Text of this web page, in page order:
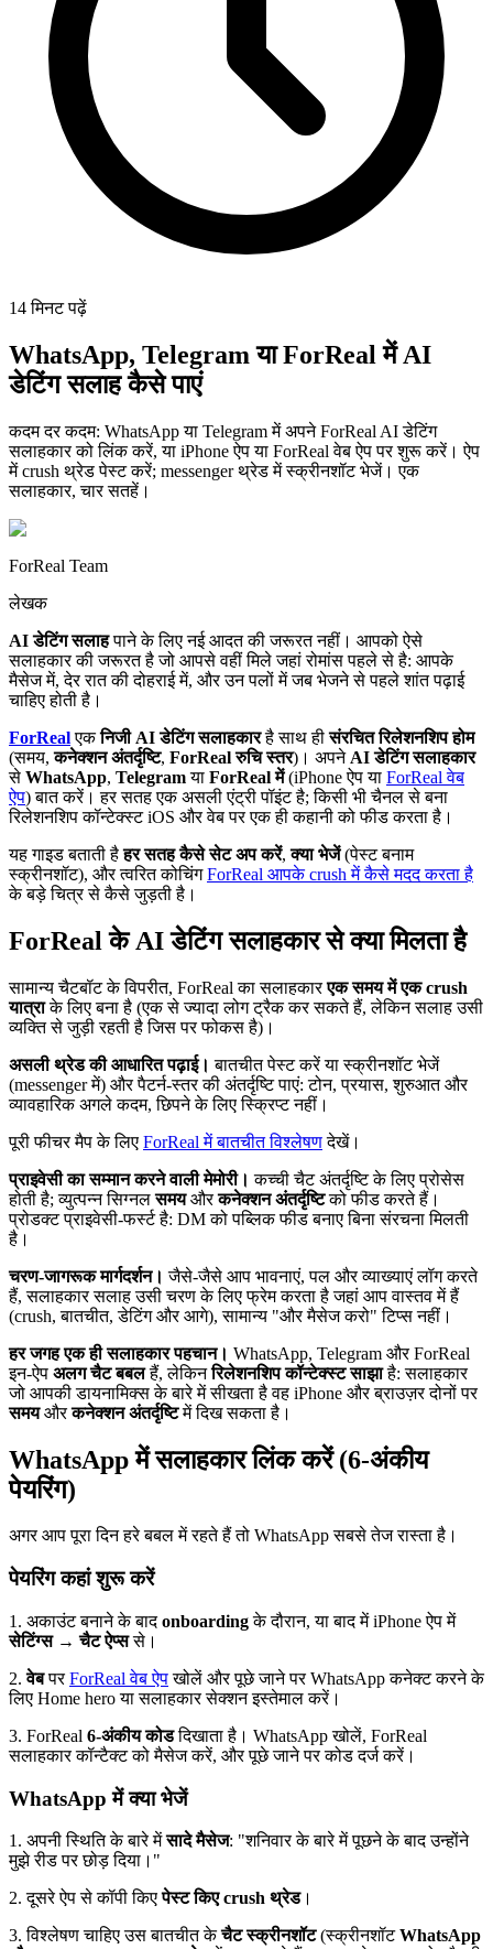
14 मिनट पढ़ें
WhatsApp, Telegram या ForReal में AI
डेटिंग सलाह कैसे पाएं
कदम दर कदम: WhatsApp या Telegram में अपने ForReal AI डेटिंग
सलाहकार को लिंक करें, या iPhone ऐप या ForReal वेब ऐप पर शुरू करें। ऐप
में crush थ्रेड पेस्ट करें; messenger थ्रेड में स्क्रीनशॉट भेजें। एक
सलाहकार, चार सतहें।
ForReal Team
लेखक
AI डेटिंग सलाहपाने के लिए नई आदत की जरूरत नहीं। आपको ऐसे
सलाहकार की जरूरत है जो आपसे वहीं मिले जहां रोमांस पहले से है: आपके
मैसेज में, देर रात की दोहराई में, और उन पलों में जब भेजने से पहले शांत पढ़ाई
चाहिए होती है।
ForRealएकनिजी AI डेटिंग सलाहकारहै साथ हीसंरचित रिलेशनशिप होम
(समय,कनेक्शन अंतर्दृष्टि, ForReal रुचि स्तर)। अपने AI डेटिंग सलाहकार
से WhatsApp, Telegramया ForReal में(iPhone ऐप या ForReal वेब
ऐप) बात करें। हर सतह एक असली एंट्री पॉइंट है; किसी भी चैनल से बना
रिलेशनशिप कॉन्टेक्स्ट iOS और वेब पर एक ही कहानी को फीड करता है।
यह गाइड बताती हैहर सतह कैसे सेट अप करें,क्या भेजें(पेस्ट बनाम
स्क्रीनशॉट), और त्वरित कोचिंगForReal आपके crush में कैसे मदद करता है
के बड़े चित्र से कैसे जुड़ती है।
ForReal के AI डेटिंग सलाहकार से क्या मिलता है
सामान्य चैटबॉट के विपरीत, ForReal का सलाहकारएक समय में एक crush
यात्राके लिए बना है (एक से ज्यादा लोग ट्रैक कर सकते हैं, लेकिन सलाह उसी
व्यक्ति से जुड़ी रहती है जिस पर फोकस है)।
असली थ्रेड की आधारित पढ़ाई। बातचीत पेस्ट करें या स्क्रीनशॉट भेजें
(messenger में) और पैटर्न-स्तर की अंतर्दृष्टि पाएं: टोन, प्रयास, शुरुआत और
व्यावहारिक अगले कदम, छिपने के लिए स्क्रिप्ट नहीं।
पूरी फीचर मैप के लिए ForReal में बातचीत विश्लेषणदेखें।
प्राइवेसी का सम्मान करने वाली मेमोरी। कच्ची चैट अंतर्दृष्टि के लिए प्रोसेस
होती है; व्युत्पन्न सिग्नलसमयऔरकनेक्शन अंतर्दृष्टिको फीड करते हैं।
प्रोडक्ट प्राइवेसी-फर्स्ट है: DM को पब्लिक फीड बनाए बिना संरचना मिलती
है।
चरण-जागरूक मार्गदर्शन। जैसे-जैसे आप भावनाएं, पल और व्याख्याएं लॉग करते
हैं, सलाहकार सलाह उसी चरण के लिए फ्रेम करता है जहां आप वास्तव में हैं
(crush, बातचीत, डेटिंग और आगे), सामान्य "और मैसेज करो" टिप्स नहीं।
हर जगह एक ही सलाहकार पहचान। WhatsApp, Telegram और ForReal
इन-ऐप अलग चैट बबलहैं, लेकिनरिलेशनशिप कॉन्टेक्स्ट साझाहै: सलाहकार
जो आपकी डायनामिक्स के बारे में सीखता है वह iPhone और ब्राउज़र दोनों पर
समयऔरकनेक्शन अंतर्दृष्टिमें दिख सकता है।
WhatsApp में सलाहकार लिंक करें (6-अंकीय
पेयरिंग)
अगर आप पूरा दिन हरे बबल में रहते हैं तो WhatsApp सबसे तेज रास्ता है।
पेयरिंग कहां शुरू करें
1. अकाउंट बनाने के बादonboardingके दौरान, या बाद में iPhone ऐप में
सेटिंग्स → चैट ऐप्ससे।
2.वेबपरForReal वेब ऐपखोलें और पूछे जाने पर WhatsApp कनेक्ट करने के
लिए Home hero या सलाहकार सेक्शन इस्तेमाल करें।
3. ForReal 6-अंकीय कोडदिखाता है। WhatsApp खोलें, ForReal
सलाहकार कॉन्टैक्ट को मैसेज करें, और पूछे जाने पर कोड दर्ज करें।
WhatsApp में क्या भेजें
1. अपनी स्थिति के बारे मेंसादे मैसेज: "शनिवार के बारे में पूछने के बाद उन्होंने
मुझे रीड पर छोड़ दिया।"
2. दूसरे ऐप से कॉपी किएपेस्ट किए crush थ्रेड।
3. विश्लेषण चाहिए उस बातचीत केचैट स्क्रीनशॉट(स्क्रीनशॉटWhatsApp